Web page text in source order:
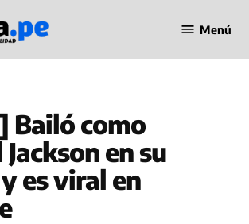
en Línea
Menú
Bailó como
en su
es viral en